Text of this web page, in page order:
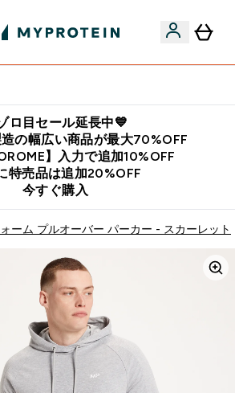
ロ目セール延長中💙
の幅広い商品が最大70%OFF
】入力で追加10%OFF
特売品は追加20%OFF
今すぐ購入
ーム プルオーバー パーカー - スカーレット